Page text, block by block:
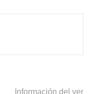
Información del